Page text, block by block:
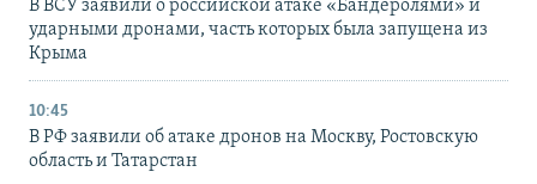
В ВСУ заявили о российской атаке «Бандеролями» и
ударными дронами, часть которых была запущена из
Крыма
10:45
В РФ заявили об атаке дронов на Москву, Ростовскую
область и Татарстан